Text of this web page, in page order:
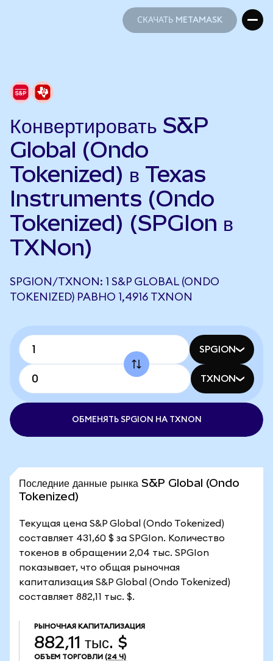
СКАЧАТЬ METAMASK
Конвертировать S&P
Global (Ondo
Tokenized) в Texas
Instruments (Ondo
Tokenized) (SPGIon в
TXNon)
SPGION/TXNON: 1 S&P GLOBAL (ONDO
TOKENIZED) РАВНО 1,4916 TXNON
SPGION
TXNON
ОБМЕНЯТЬ SPGION НА TXNON
Последние данные рынка S&P Global (Ondo
Tokenized)
Текущая цена S&P Global (Ondo Tokenized)
составляет 431,60 $ за SPGIon. Количество
токенов в обращении 2,04 тыс. SPGIon
показывает, что общая рыночная
капитализация S&P Global (Ondo Tokenized)
составляет 882,11 тыс. $.
РЫНОЧНАЯ КАПИТАЛИЗАЦИЯ
882,11 тыс. $
ОБЪЕМ ТОРГОВЛИ (24 Ч)